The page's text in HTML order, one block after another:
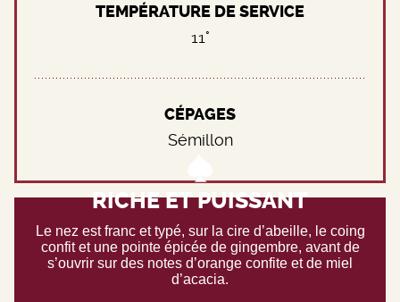
RICHE ET PUISSANT
Le nez est franc et typé, sur la cire d’abeille, le coing
confit et une pointe épicée de gingembre, avant de
s’ouvrir sur des notes d’orange confite et de miel
d’acacia.
TEMPÉRATURE DE SERVICE
11°
CÉPAGES
Sémillon